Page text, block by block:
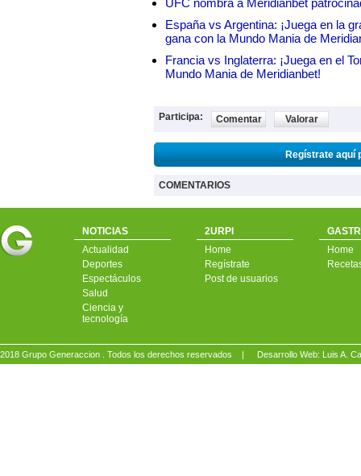
UFC nombra a Meridianbet
España vs Argentina: ¡Juega en la
gana con la Mundo Mania de
Francia vs Inglaterra: ¡Juega en el
Mundo Mania de Meridianbet!
Participa: Comentar Valorar
Regístrate aquí
COMENTARIOS
NOTICIAS
Actualidad
Deportes
Espectáculos
Salud
Ciencia y
tecnología
2URPI
Home
Regístrate
Post de usuarios
Home
2018 Grupo Generaccion . Todos los derechos reservados | Desarrollo Web: Luis